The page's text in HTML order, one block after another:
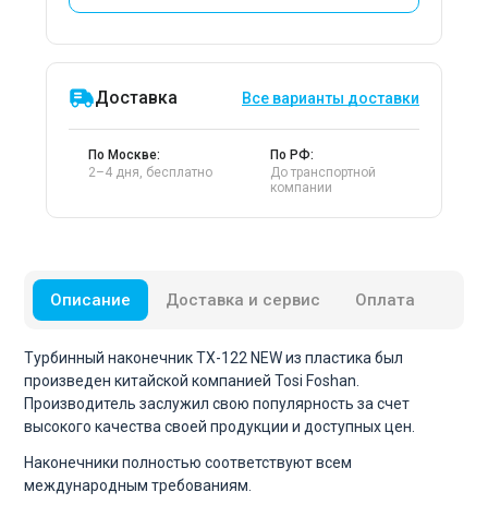
Доставка Все варианты доставки
По Москве:
2–4 дня, бесплатно
По РФ:
До транспортной
компании
Описание Доставка и сервис Оплата
Турбинный наконечник TX-122 NEW из пластика был
произведен китайской компанией Tosi Foshan.
Производитель заслужил свою популярность за счет
высокого качества своей продукции и доступных цен.
Наконечники полностью соответствуют всем
международным требованиям.